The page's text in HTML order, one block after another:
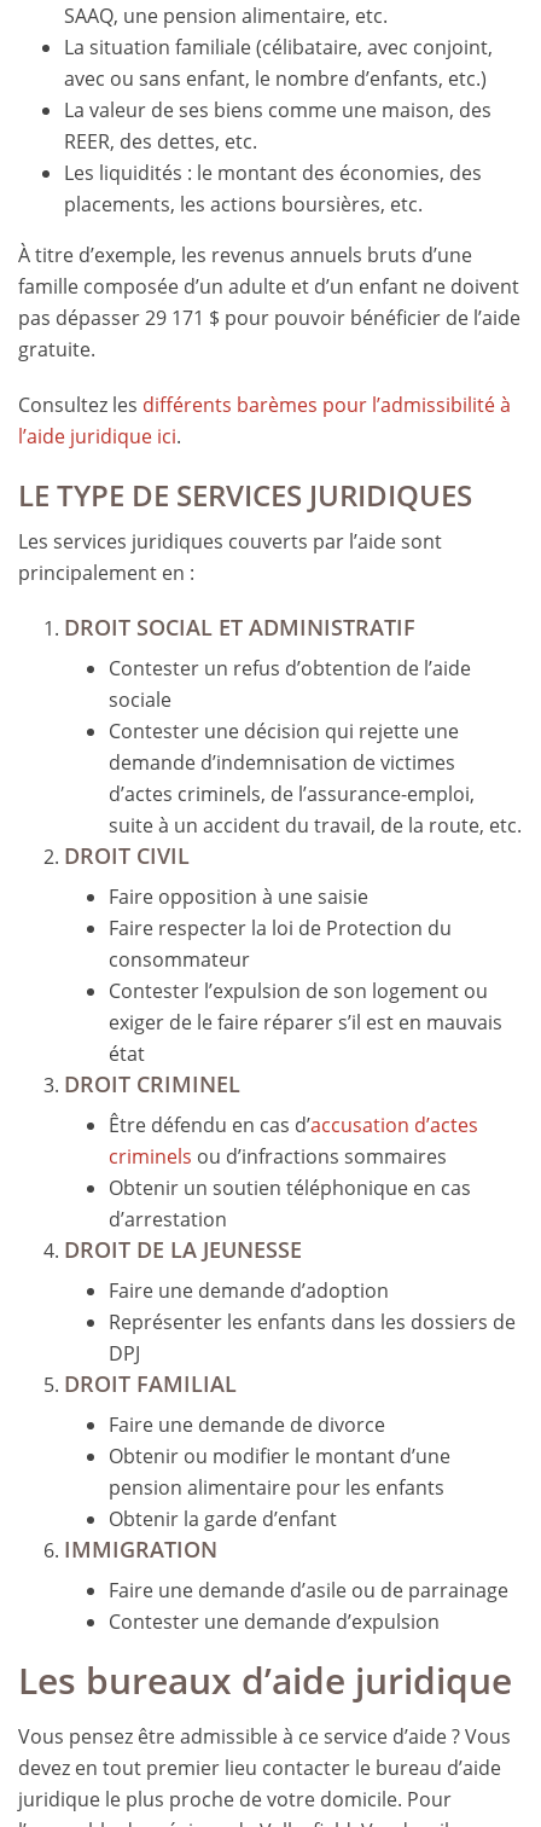
SAAQ, une pension alimentaire, etc.
La situation familiale (célibataire, avec conjoint,
avec ou sans enfant, le nombre d’enfants, etc.)
La valeur de ses biens comme une maison, des
REER, des dettes, etc.
Les liquidités : le montant des économies, des
placements, les actions boursières, etc.
À titre d’exemple, les revenus annuels bruts d’une
famille composée d’un adulte et d’un enfant ne doivent
pas dépasser 29 171 $ pour pouvoir bénéficier de l’aide
gratuite.
Consultez les différents barèmes pour l’admissibilité à
l’aide juridique ici.
LE TYPE DE SERVICES JURIDIQUES
Les services juridiques couverts par l’aide sont
principalement en :
DROIT SOCIAL ET ADMINISTRATIF
Contester un refus d’obtention de l’aide
sociale
Contester une décision qui rejette une
demande d’indemnisation de victimes
d’actes criminels, de l’assurance-emploi,
suite à un accident du travail, de la route, etc.
DROIT CIVIL
Faire opposition à une saisie
Faire respecter la loi de Protection du
consommateur
Contester l’expulsion de son logement ou
exiger de le faire réparer s’il est en mauvais
état
DROIT CRIMINEL
Être défendu en cas d’accusation d’actes
criminels ou d’infractions sommaires
Obtenir un soutien téléphonique en cas
d’arrestation
DROIT DE LA JEUNESSE
Faire une demande d’adoption
Représenter les enfants dans les dossiers de
DPJ
DROIT FAMILIAL
Faire une demande de divorce
Obtenir ou modifier le montant d’une
pension alimentaire pour les enfants
Obtenir la garde d’enfant
IMMIGRATION
Faire une demande d’asile ou de parrainage
Contester une demande d’expulsion
Les bureaux d’aide juridique
Vous pensez être admissible à ce service d’aide ? Vous
devez en tout premier lieu contacter le bureau d’aide
juridique le plus proche de votre domicile. Pour